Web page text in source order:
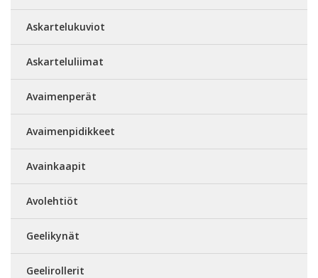
Askartelukuviot
Askarteluliimat
Avaimenperät
Avaimenpidikkeet
Avainkaapit
Avolehtiöt
Geelikynät
Geelirollerit